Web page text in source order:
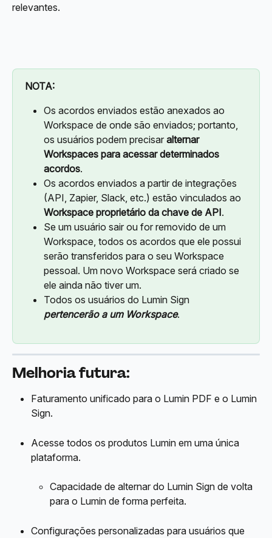
relevantes.
NOTA:
Os acordos enviados estão anexados ao
Workspace de onde são enviados; portanto,
os usuários podem precisar alternar
Workspaces para acessar determinados
acordos.
Os acordos enviados a partir de integrações
(API, Zapier, Slack, etc.) estão vinculados ao
Workspace proprietário da chave de API.
Se um usuário sair ou for removido de um
Workspace, todos os acordos que ele possui
serão transferidos para o seu Workspace
pessoal. Um novo Workspace será criado se
ele ainda não tiver um.
Todos os usuários do Lumin Sign
pertencerão a um Workspace.
Melhoria futura:
Faturamento unificado para o Lumin PDF e o Lumin
Sign.
Acesse todos os produtos Lumin em uma única
plataforma.
Capacidade de alternar do Lumin Sign de volta
para o Lumin de forma perfeita.
Configurações personalizadas para usuários que